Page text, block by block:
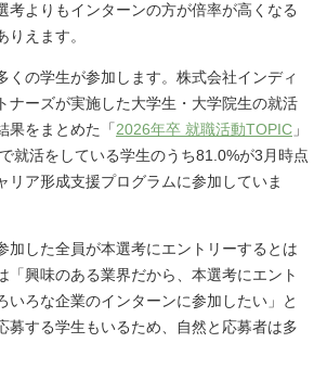
考よりもインターンの方が倍率が高くなる
りえます。
くの学生が参加します。株式会社インディ
ナーズが実施した大学生・大学院生の就活
果をまとめた「2026年卒 就職活動TOPIC 」
就活をしている学生のうち81.0%が3月時点
リア形成支援プログラムに参加していま
加した全員が本選考にエントリーするとは
「興味のある業界だから、本選考にエント
いろな企業のインターンに参加したい」と
募する学生もいるため、自然と応募者は多